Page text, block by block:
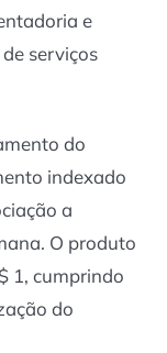
e
serviços
do
indexado
a
O produto
1, cumprindo
do